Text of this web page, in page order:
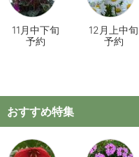
11月中下旬
予約
12月上中旬
予約
おすすめ特集